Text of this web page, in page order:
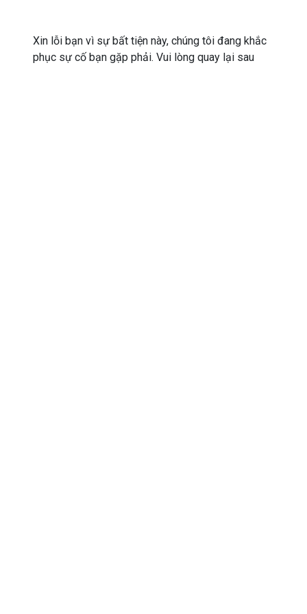
Xin lỗi bạn vì sự bất tiện này, chúng tôi đang khắc
phục sự cố bạn gặp phải. Vui lòng quay lại sau